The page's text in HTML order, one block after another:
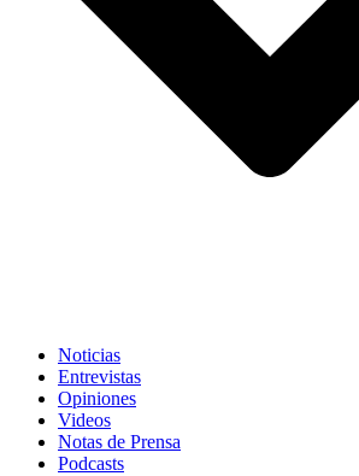
Noticias
Entrevistas
Opiniones
Videos
Notas de Prensa
Podcasts